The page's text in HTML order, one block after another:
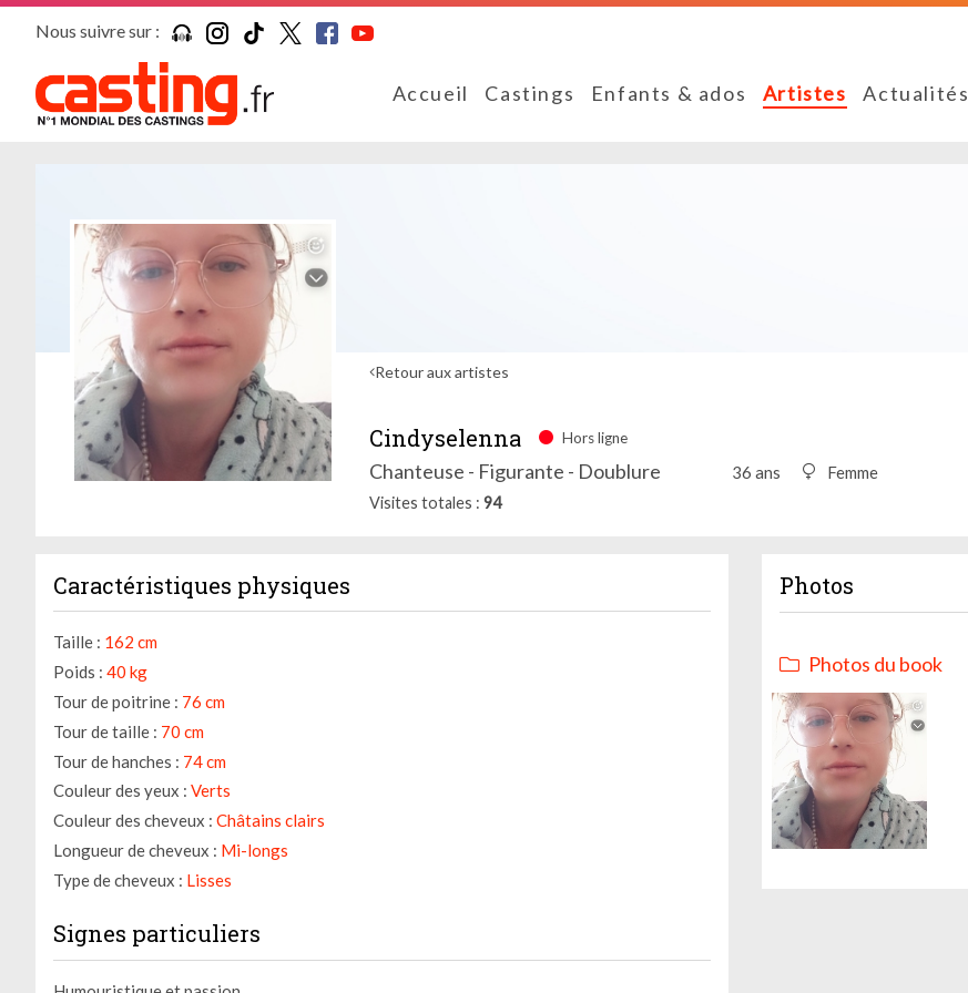
Nous suivre sur :
Accueil Castings Enfants & ados Artistes Actualités
Retour aux artistes
Cindyselenna Hors ligne
Chanteuse - Figurante - Doublure 36 ans Femme
Visites totales 94
Caractéristiques physiques
Taille : 162 cm
Poids : 40 kg
Tour de poitrine : 76 cm
Tour de taille : 70 cm
Tour de hanches : 74 cm
Couleur des yeux : Verts
Couleur des cheveux : Châtains clairs
Longueur de cheveux : Mi-longs
Type de cheveux : Lisses
Signes particuliers
Photos
Photos du book
Gestion des cookies
améliorent la performance et la sécurité du site internet.
Faites-nous part de vos préférences de cookies pour chaque